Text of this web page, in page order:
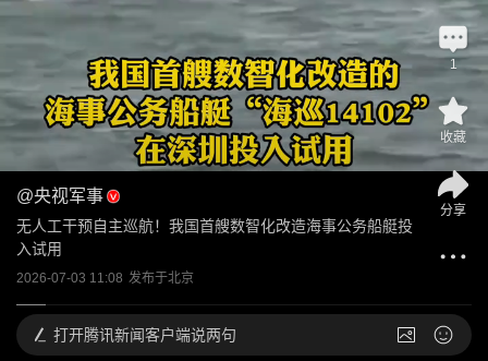
@央视军事
无人工干预自主巡航！我国首艘数智化改造海事公务船艇投
入试用
2026-07-03 11:08 发布于北京
1
收藏
分享
打开腾讯新闻客户端说两句